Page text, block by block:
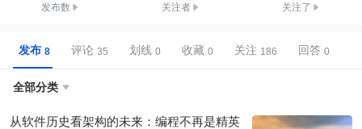
发布数 关注者 关注了
发布 评论 划线 收藏 关注 回答
全部分类 
从软件历史看架构的未来：编程不再是精英